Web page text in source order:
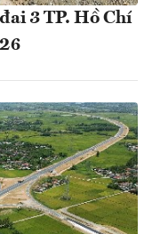
3 TP. Hồ Chí